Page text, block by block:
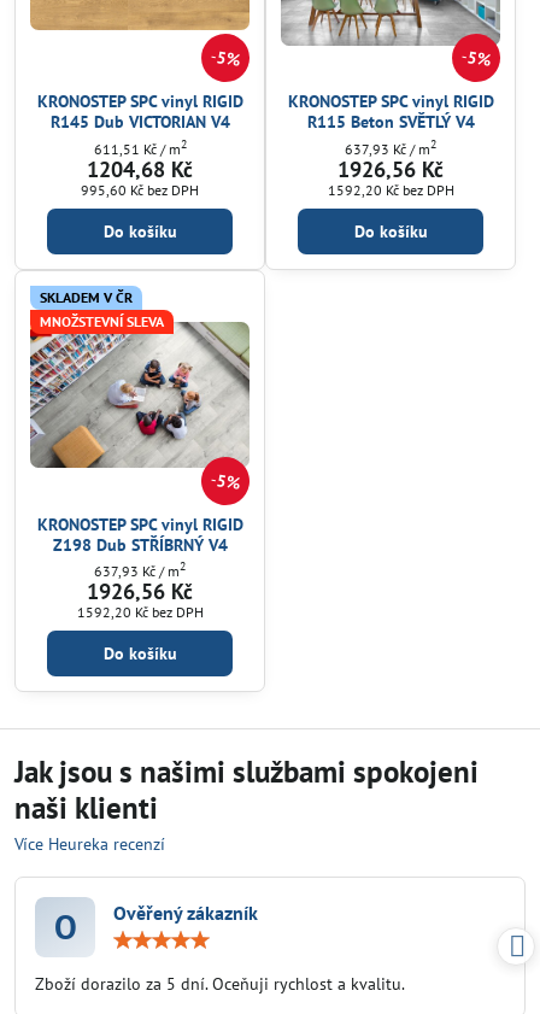
5%
KRONOSTEP SPC vinyl RIGID
R145 Dub VICTORIAN V4
1204,68 Kč
995,60 Kč bez DPH
611,51 Kč / m2
Do košíku
5%
KRONOSTEP SPC vinyl RIGID
R115 Beton SVĚTLÝ V4
1926,56 Kč
1592,20 Kč bez DPH
637,93 Kč / m2
Do košíku
5%
SKLADEM V ČR
MNOŽSTEVNÍ SLEVA
KRONOSTEP SPC vinyl RIGID
Z198 Dub STŘÍBRNÝ V4
1926,56 Kč
1592,20 Kč bez DPH
637,93 Kč / m2
Do košíku
Jak jsou s našimi službami spokojeni
naši klienti
Více Heureka recenzí
O Ověřený zákazník
5
Zboží dorazilo za 5 dní. Oceňuji rychlost a kvalitu.